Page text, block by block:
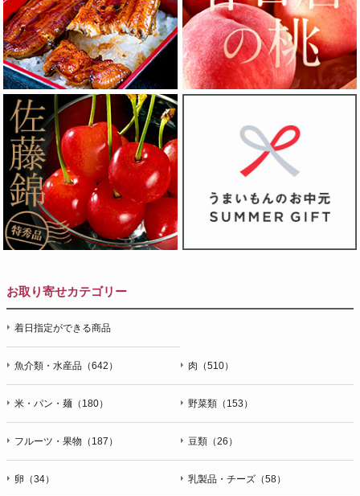
お取り寄せカテゴリー
着日指定ができる商品
魚介類・水産品（642） 肉（510）
米・パン・麺（180） 野菜類（153）
フルーツ・果物（187） 豆類（26）
卵（34） 乳製品・チーズ（58）